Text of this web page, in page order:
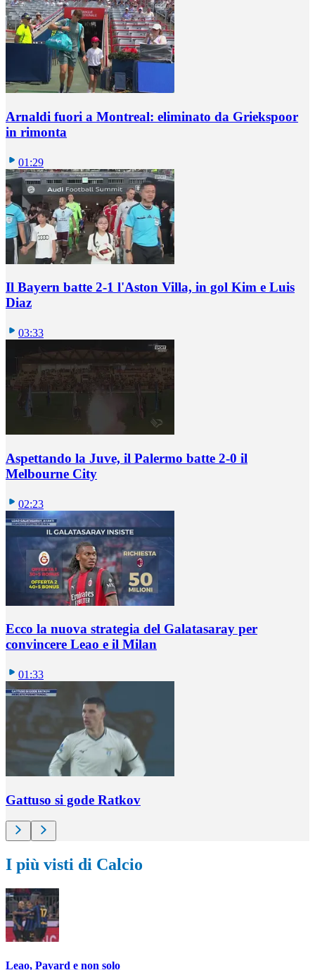
Arnaldi fuori a Montreal: eliminato da Griekspoor
in rimonta
01:29
Il Bayern batte 2-1 l'Aston Villa, in gol Kim e Luis
Diaz
03:33
Aspettando la Juve, il Palermo batte 2-0 il
Melbourne City
02:23
Ecco la nuova strategia del Galatasaray per
convincere Leao e il Milan
01:33
Gattuso si gode Ratkov
I più visti di Calcio
Leao, Pavard e non solo